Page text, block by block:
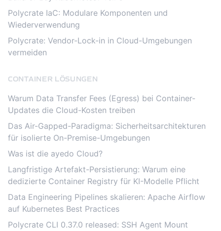
Polycrate IaC: Modulare Komponenten und
Wiederverwendung
Polycrate: Vendor-Lock-in in Cloud-Umgebungen
vermeiden
CONTAINER LÖSUNGEN
Warum Data Transfer Fees (Egress) bei Container-
Updates die Cloud-Kosten treiben
Das Air-Gapped-Paradigma: Sicherheitsarchitekturen
für isolierte On-Premise-Umgebungen
Was ist die ayedo Cloud?
Langfristige Artefakt-Persistierung: Warum eine
dedizierte Container Registry für KI-Modelle Pflicht
Data Engineering Pipelines skalieren: Apache Airflow
auf Kubernetes Best Practices
Polycrate CLI 0.37.0 released: SSH Agent Mount